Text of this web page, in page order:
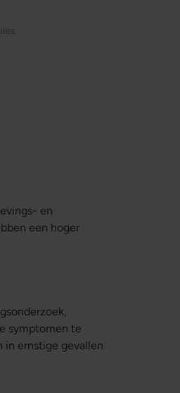
en
een hoger
symptomen te
in ernstige gevallen